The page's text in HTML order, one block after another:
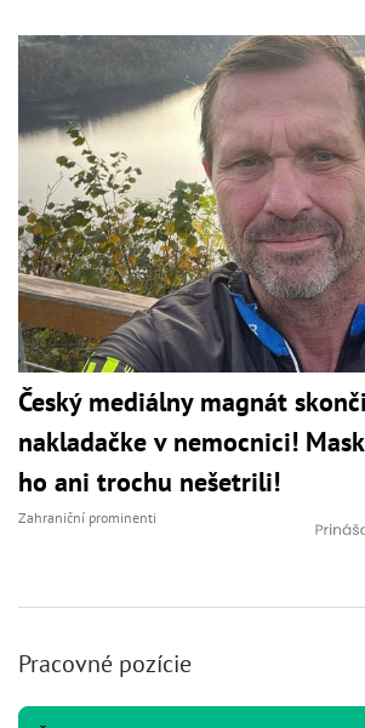
Český mediálny magnát
nakladačke v nemocnici!
ho ani trochu nešetrili!
Zahraniční prominenti
Pracovné pozície